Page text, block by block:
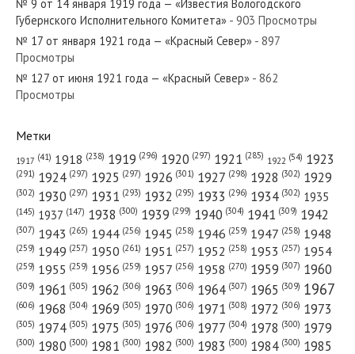
№ 46 от 26 июня 1919 года — «Красный Север»
№ 224 от сентября 1932 года — «Красный Север»
№ 90 от апреля 1967 года — «Красный Север»
№ 9 от 14 января 1919 года — «Известия Вологодского
Губернского Исполнительного Комитета» - 903 Просмотры
№ 17 от января 1921 года — «Красный Север» - 897
Просмотры
№ 127 от июня 1921 года — «Красный Север» - 862
Просмотры
Метки
1917 (41) 1918 (238) 1919 (296) 1920 (297) 1921 (285) 1922 (54) 1923
(291) 1924 (297) 1925 (297) 1926 (301) 1927 (298) 1928 (302) 1929
(302) 1930 (297) 1931 (293) 1932 (295) 1933 (296) 1934 (302) 1935
(145) 1937 (147) 1938 (300) 1939 (299) 1940 (304) 1941 (309) 1942
(307) 1943 (265) 1944 (256) 1945 (258) 1946 (259) 1947 (258) 1948
(259) 1949 (257) 1950 (261) 1951 (257) 1952 (258) 1953 (257) 1954
(259) 1955 (259) 1956 (259) 1957 (256) 1958 (270) 1959 (307) 1960
(309) 1961 (305) 1962 (306) 1963 (306) 1964 (307) 1965 (309) 1967
(606) 1968 (304) 1969 (305) 1970 (306) 1971 (308) 1972 (306) 1973
(305) 1974 (305) 1975 (305) 1976 (306) 1977 (304) 1978 (300) 1979
(300) 1980 (300) 1981 (300) 1982 (300) 1983 (300) 1984 (300) 1985